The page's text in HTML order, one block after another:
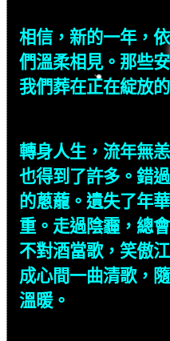
相信，新的一年，
們溫柔相見。那些
我們葬在正在綻放
轉身人生，流年無
也得到了許多。錯
的蔥蘢。遺失了年
重。走過陰霾，總
不對酒當歌，笑傲
成心間一曲清歌，
溫暖。